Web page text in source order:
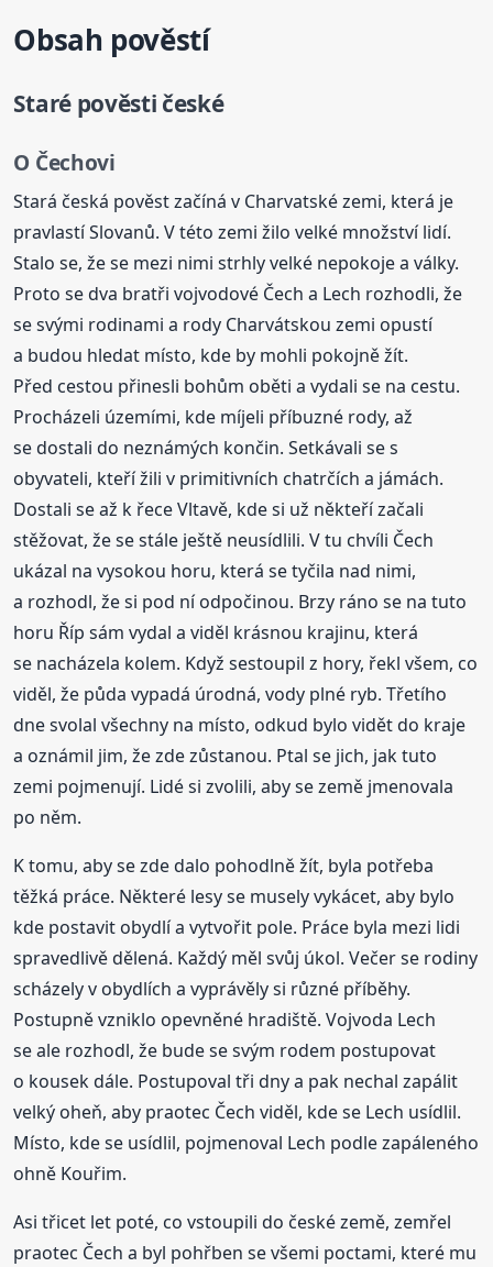
Obsah pověstí
Staré pověsti české
O Čechovi
Stará česká pověst začíná v Charvatské zemi, která je
pravlastí Slovanů. V této zemi žilo velké množství lidí.
Stalo se, že se mezi nimi strhly velké nepokoje a války.
Proto se dva bratři vojvodové Čech a Lech rozhodli, že
se svými rodinami a rody Charvátskou zemi opustí
a budou hledat místo, kde by mohli pokojně žít.
Před cestou přinesli bohům oběti a vydali se na cestu.
Procházeli územími, kde míjeli příbuzné rody, až
se dostali do neznámých končin. Setkávali se s
obyvateli, kteří žili v primitivních chatrčích a jámách.
Dostali se až k řece Vltavě, kde si už někteří začali
stěžovat, že se stále ještě neusídlili. V tu chvíli Čech
ukázal na vysokou horu, která se tyčila nad nimi,
a rozhodl, že si pod ní odpočinou. Brzy ráno se na tuto
horu Říp sám vydal a viděl krásnou krajinu, která
se nacházela kolem. Když sestoupil z hory, řekl všem, co
viděl, že půda vypadá úrodná, vody plné ryb. Třetího
dne svolal všechny na místo, odkud bylo vidět do kraje
a oznámil jim, že zde zůstanou. Ptal se jich, jak tuto
zemi pojmenují. Lidé si zvolili, aby se země jmenovala
po něm.
K tomu, aby se zde dalo pohodlně žít, byla potřeba
těžká práce. Některé lesy se musely vykácet, aby bylo
kde postavit obydlí a vytvořit pole. Práce byla mezi lidi
spravedlivě dělená. Každý měl svůj úkol. Večer se rodiny
scházely v obydlích a vyprávěly si různé příběhy.
Postupně vzniklo opevněné hradiště. Vojvoda Lech
se ale rozhodl, že bude se svým rodem postupovat
o kousek dále. Postupoval tři dny a pak nechal zapálit
velký oheň, aby praotec Čech viděl, kde se Lech usídlil.
Místo, kde se usídlil, pojmenoval Lech podle zapáleného
ohně Kouřim.
Asi třicet let poté, co vstoupili do české země, zemřel
praotec Čech a byl pohřben se všemi poctami, které mu